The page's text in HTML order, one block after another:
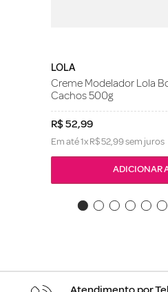
LOLA
Creme Modelador Lola
Cachos 500g
R$52,99
Em até1xR$52,99sem juros
ADICIONAR